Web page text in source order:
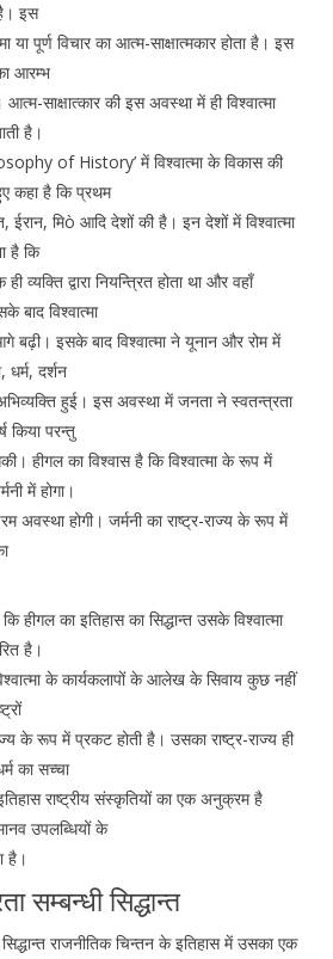
इस
या पूर्ण विचार का आत्म-साक्षात्मकार होता है। इस
आरम्भ
साक्षात्कार की इस अवस्था में ही विश्वात्मा
है।
of History’ में विश्वात्मा के विकास की
कहा है कि प्रथम
ईरान, मिò आदि देशों की है। इन देशों में विश्वात्मा
है कि
व्यक्ति द्वारा नियन्त्रित होता था और वहाँ
बाद विश्वात्मा
बढ़ी। इसके बाद विश्वात्मा ने यूनान और रोम में
दर्शन
हुई। इस अवस्था में जनता ने स्वतन्त्रता
किया परन्तु
हीगल का विश्वास है कि विश्वात्मा के रूप में
में होगा।
अवस्था होगी। जर्मनी का राष्ट्र-राज्य के रूप में
हीगल का इतिहास का सिद्धान्त उसके विश्वात्मा
है।
के कार्यकलापों के आलेख के सिवाय कुछ नहीं
के रूप में प्रकट होती है। उसका राष्ट्र-राज्य ही
का सच्चा
राष्ट्रीय संस्कृतियों का एक अनुक्रम है
उपलब्धियों के
है।
सम्बन्धी सिद्धान्त
राजनीतिक चिन्तन के इतिहास में उसका एक